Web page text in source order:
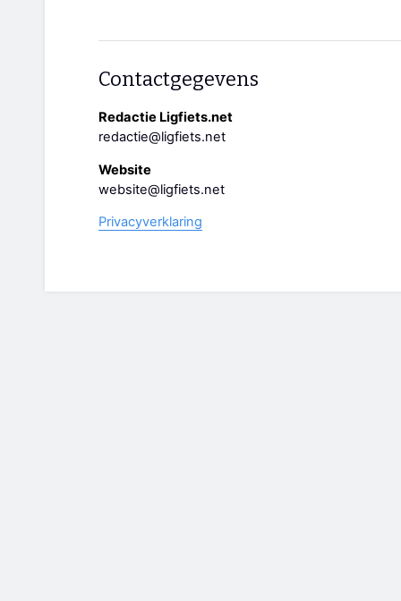
Contactgegevens
Redactie Ligfiets.net
redactie@ligfiets.net
Website
website@ligfiets.net
Privacyverklaring